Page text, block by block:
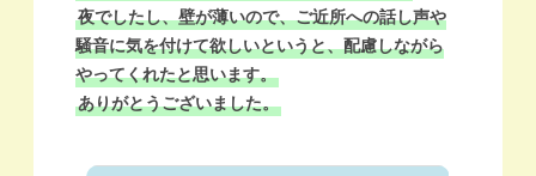
夜でしたし、壁が薄いので、ご近所への話し声や
騒音に気を付けて欲しいというと、配慮しながら
やってくれたと思います。
ありがとうございました。